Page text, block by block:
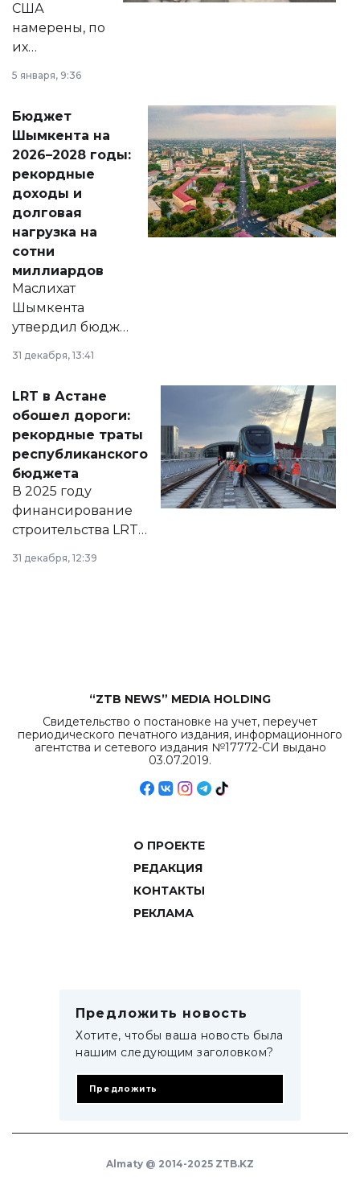
США
намерены, по
их
принести
народу
Венесуэлы.
5 января, 9:36
Бюджет
Шымкента на
2026–2028 годы:
рекордные
доходы и
долговая
нагрузка на
сотни
миллиардов
Маслихат
Шымкента
утвердил бюджет
города на 2026–
2028 годы.
документ
появился в базе
нормативных
правовых актов и
на сайте маслихат
города.
31 декабря, 13:41
LRT в Астане
обошел дороги:
рекордные траты
республиканского
бюджета
В 2025 году
финансирование
строительства LRT
в Астане из
республиканского
31 декабря, 12:39
“ZTB NEWS” MEDIA HOLDING
Свидетельство о постановке на учет, переучет
периодического печатного издания, информационного
агентства и сетевого издания №17772-СИ выдано
03.07.2019.
О ПРОЕКТЕ
РЕДАКЦИЯ
КОНТАКТЫ
РЕКЛАМА
Предложить новость
Хотите, чтобы ваша новость была
нашим следующим заголовком?
Предложить
Almaty @ 2014-2025 ZTB.KZ